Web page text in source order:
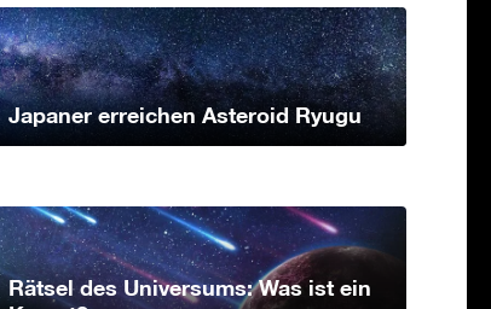
Japaner erreichen Asteroid Ryugu
Rätsel des Universums: Was ist ein